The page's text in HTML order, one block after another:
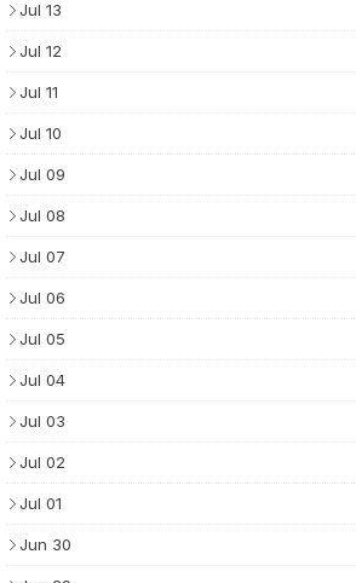
Jul 13
Jul 12
Jul 11
Jul 10
Jul 09
Jul 08
Jul 07
Jul 06
Jul 05
Jul 04
Jul 03
Jul 02
Jul 01
Jun 30